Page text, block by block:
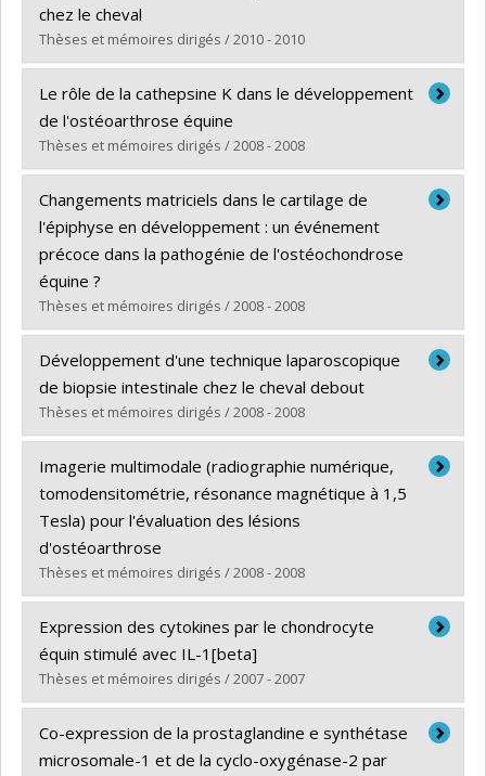
Grade :Ph. D.
Lien vers le document dans Papyrus
chez le cheval
Thèses et mémoires dirigés / 2010 - 2010
Graduate :Bourzac, Céline
Cycle :Master's
Grade :M. Sc.
Le rôle de la cathepsine K dans le développement
de l'ostéoarthrose équine
Thèses et mémoires dirigés / 2008 - 2008
Graduate :Vinardell, Tatiana
Cycle :Master's
Grade :M. Sc.
Lien vers le document dans Papyrus
Changements matriciels dans le cartilage de
l'épiphyse en développement : un événement
précoce dans la pathogénie de l'ostéochondrose
équine ?
Thèses et mémoires dirigés / 2008 - 2008
Graduate :Lecocq, Marie
Cycle :Master's
Grade :M. Sc.
Développement d'une technique laparoscopique
de biopsie intestinale chez le cheval debout
Thèses et mémoires dirigés / 2008 - 2008
Graduate :Schambourg, Morgane
Cycle :Master's
Grade :M. Sc.
Lien vers le document dans Papyrus
Imagerie multimodale (radiographie numérique,
tomodensitométrie, résonance magnétique à 1,5
Tesla) pour l'évaluation des lésions
d'ostéoarthrose
Thèses et mémoires dirigés / 2008 - 2008
Graduate : Bouchgua, Maria
Cycle :Master's
Grade :M. Sc.
Expression des cytokines par le chondrocyte
équin stimulé avec IL-1[beta]
Thèses et mémoires dirigés / 2007 - 2007
Graduate :David, Florent
Cycle :Master's
Co-expression de la prostaglandine e synthétase
microsomale-1 et de la cyclo-oxygénase-2 par